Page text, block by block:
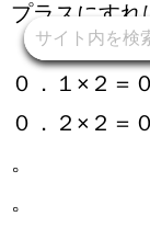
プラスにすれ
０．１×２＝
０．２×２＝
。
。